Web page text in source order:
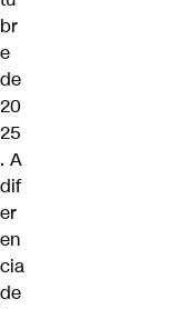
br
e
de
20
25
. A
dif
er
en
cia
de